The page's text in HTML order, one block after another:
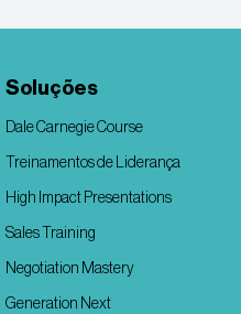
Soluções
Dale Carnegie Course
Treinamentos de Liderança
High Impact Presentations
Sales Training
Negotiation Mastery
Generation Next